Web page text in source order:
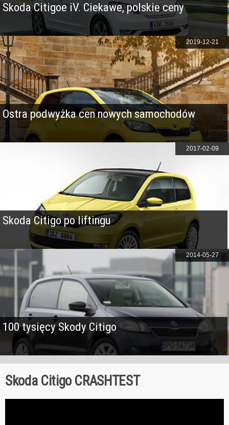
Skoda Citigoe iV. Ciekawe, polskie ceny
Ostra podwyżka cen nowych samochodów
2019-12-21
Skoda Citigo po liftingu
2017-02-09
100 tysięcy Skody Citigo
2014-05-27
Skoda Citigo CRASHTEST